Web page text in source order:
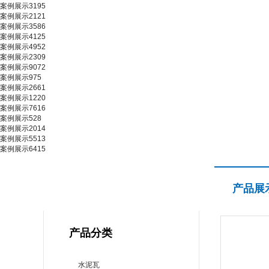
案例展示3195
案例展示2121
案例展示3586
案例展示4125
案例展示4952
案例展示2309
案例展示9072
案例展示975
案例展示2661
案例展示1220
案例展示7616
案例展示528
案例展示2014
案例展示5513
案例展示6415
产品分类
水泥瓦
产品展